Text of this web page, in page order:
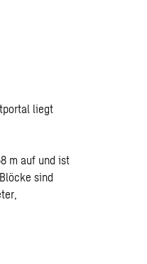
liegt
m auf und ist
sind